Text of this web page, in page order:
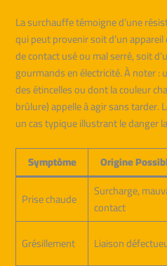
La surchauffe témoigne d’une
qui peut provenir soit d’un
de contact usé ou mal serré, soit
gourmands en électricité. À noter :
des étincelles ou dont la couleur
brûlure) appelle à agir sans tarder.
un cas typique illustrant le danger
Symptôme Origine
Prise chaude
Surcharge,
contact
Grésillement
Liaison